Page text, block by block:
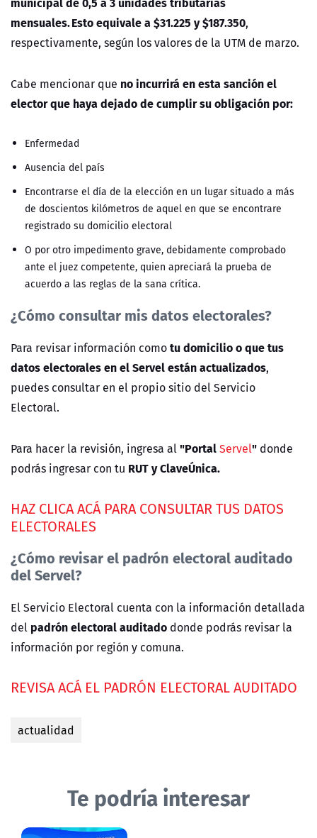
mensuales. Esto equivale a $31.225 y $187.350,
respectivamente, según los valores de la UTM de marzo.
Cabe mencionar que no incurrirá en esta sanción el
elector que haya dejado de cumplir su obligación por:
Enfermedad
Ausencia del país
Encontrarse el día de la elección en un lugar situado a más
de doscientos kilómetros de aquel en que se encontrare
registrado su domicilio electoral
O por otro impedimento grave, debidamente comprobado
ante el juez competente, quien apreciará la prueba de
acuerdo a las reglas de la sana crítica.
¿Cómo consultar mis datos electorales?
Para revisar información comotu domicilio o que tus
datos electorales en el Servel están actualizados,
puedes consultar en el propio sitio del Servicio
Electoral.
Para hacer la revisión, ingresa al"PortalServel" donde
podrás ingresar con tu RUT y ClaveÚnica.
HAZ CLICA ACÁ PARA CONSULTAR TUS DATOS
ELECTORALES
¿Cómo revisar el padrón electoral auditado
del Servel?
El Servicio Electoral cuenta con la información detallada
del padrón electoral auditado donde podrás revisar la
información por región y comuna.
REVISA ACÁ EL PADRÓN ELECTORAL AUDITADO
actualidad
Te podría interesar